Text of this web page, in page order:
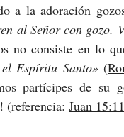
a la adoración
al Señor con gozo.
no consiste en lo
Espíritu Santo»(
partícipes de su
(referencia: Juan 15:11